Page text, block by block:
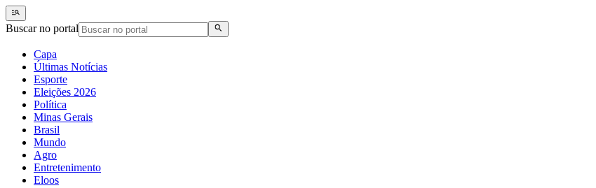
Buscar no portal
Capa
Últimas Notícias
Esporte
Eleições 2026
Política
Minas Gerais
Brasil
Mundo
Agro
Entretenimento
Eloos